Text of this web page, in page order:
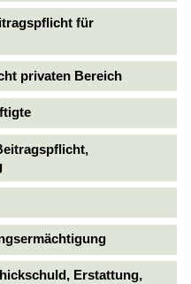
für
privaten Bereich
Erstattung,